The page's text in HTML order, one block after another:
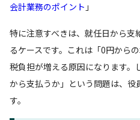
会計業務のポイント 」
特に注意すべきは、就任日から支
るケースです。これは「0円から
税負担が増える原因になります。
から支払うか」という問題は、役
す。